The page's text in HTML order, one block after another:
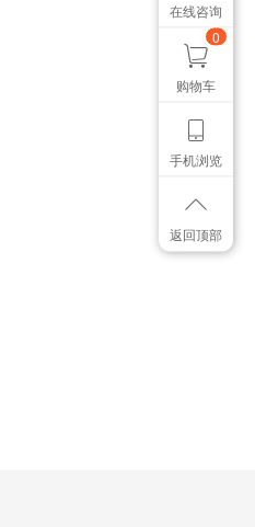
想找个色卡
颜色管控讨论
在线咨询
0
购物车
手机浏览
返回顶部